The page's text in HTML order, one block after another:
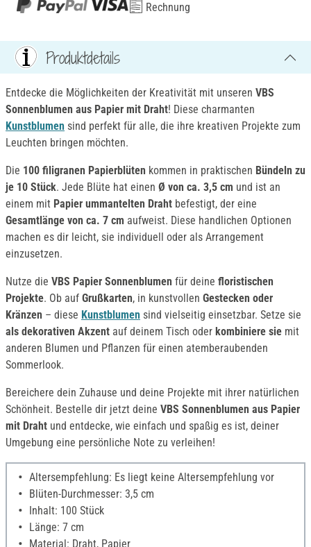
Rechnung
Produktdetails
Entdecke die Möglichkeiten der Kreativität mit unseren VBS
Sonnenblumen aus Papier mit Draht! Diese charmanten
Kunstblumen sind perfekt für alle, die ihre kreativen Projekte zum
Leuchten bringen möchten.
Die 100 filigranen Papierblüten kommen in praktischen Bündeln zu
je 10 Stück. Jede Blüte hat einen Ø von ca. 3,5 cm und ist an
einem mit Papier ummantelten Draht befestigt, der eine
Gesamtlänge von ca. 7 cm aufweist. Diese handlichen Optionen
machen es dir leicht, sie individuell oder als Arrangement
einzusetzen.
Nutze die VBS Papier Sonnenblumen für deine floristischen
Projekte. Ob auf Grußkarten, in kunstvollen Gestecken oder
Kränzen – diese Kunstblumen sind vielseitig einsetzbar. Setze sie
als dekorativen Akzent auf deinem Tisch oder kombiniere sie mit
anderen Blumen und Pflanzen für einen atemberaubenden
Sommerlook.
Bereichere dein Zuhause und deine Projekte mit ihrer natürlichen
Schönheit. Bestelle dir jetzt deine VBS Sonnenblumen aus Papier
mit Draht und entdecke, wie einfach und spaßig es ist, deiner
Umgebung eine persönliche Note zu verleihen!
Altersempfehlung: Es liegt keine Altersempfehlung vor
Blüten-Durchmesser: 3,5 cm
Inhalt: 100 Stück
Länge: 7 cm
Material: Draht, Papier